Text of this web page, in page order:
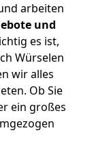
arbeiten
und
es ist,
Würselen
wir alles
Ob Sie
ein großes